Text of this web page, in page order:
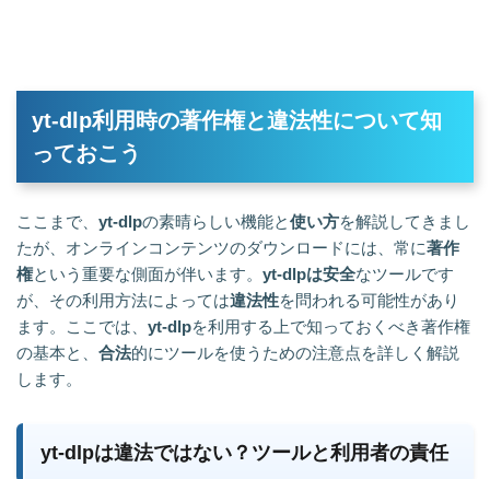
yt-dlp利用時の著作権と違法性について知
っておこう
ここまで、 yt-dlpの素晴らしい機能と使い方を解説してきまし
たが、オンラインコンテンツのダウンロードには、常に著作
権という重要な側面が伴います。 yt-dlpは安全なツールです
が、その利用方法によっては違法性を問われる可能性があり
ます。ここでは、 yt-dlpを利用する上で知っておくべき著作権
の基本と、 合法的にツールを使うための注意点を詳しく解説
します。
yt-dlpは違法ではない？ツールと利用者の責任